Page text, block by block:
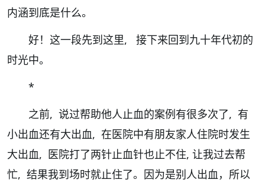
内涵到底是什么。
好！这一段先到这里, 接下来回到九十年代初的
时光中。
*
之前, 说过帮助他人止血的案例有很多次了, 有
小出血还有大出血, 在医院中有朋友家人住院时发生
大出血, 医院打了两针止血针也止不住, 让我过去帮
忙, 结果我到场时就止住了。因为是别人出血，所以